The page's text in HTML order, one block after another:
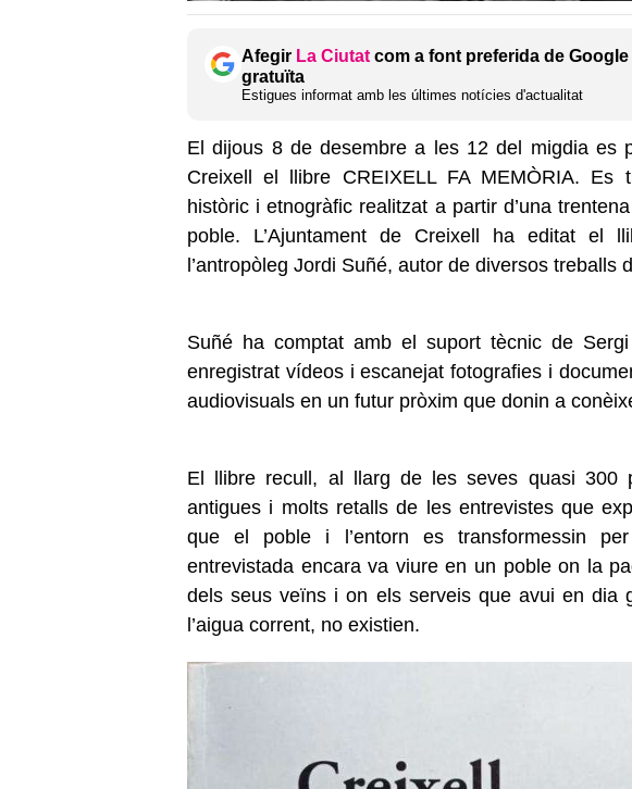
Afegir La Ciutat com a font preferida de
gratuïta
Estigues informat amb les últimes notícies d'actualitat
El dijous 8 de desembre a les 12 del migdia es
Creixell el llibre CREIXELL FA MEMÒRIA. Es
històric i etnogràfic realitzat a partir d’una
poble. L’Ajuntament de Creixell ha editat el
l’antropòleg Jordi Suñé, autor de diversos treballs
Suñé ha comptat amb el suport tècnic de
enregistrat vídeos i escanejat fotografies i
audiovisuals en un futur pròxim que donin a
El llibre recull, al llarg de les seves quasi 300
antigues i molts retalls de les entrevistes que
que el poble i l’entorn es transformessin
entrevistada encara va viure en un poble on la
dels seus veïns i on els serveis que avui en dia
l’aigua corrent, no existien.